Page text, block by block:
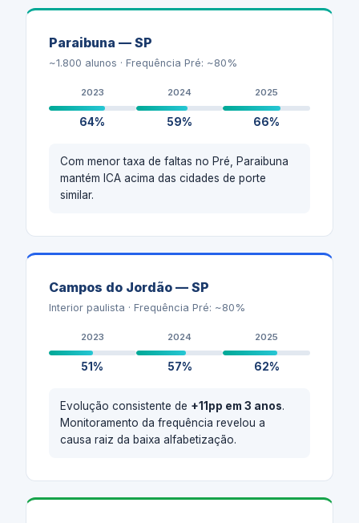
Paraibuna — SP
~1.800 alunos · Frequência Pré: ~80%
2023
64%
2024
59%
2025
66%
Com menor taxa de faltas no Pré, Paraibuna
mantém ICA acima das cidades de porte
similar.
Campos do Jordão — SP
Interior paulista · Frequência Pré: ~80%
2023
51%
2024
57%
2025
62%
Evolução consistente de +11pp em 3 anos.
Monitoramento da frequência revelou a
causa raiz da baixa alfabetização.